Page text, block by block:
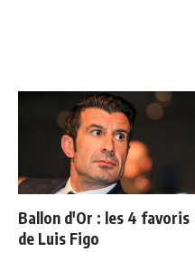
Ballon d'Or : les 4 favoris
de Luis Figo